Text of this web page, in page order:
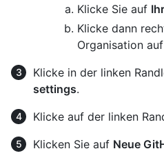
Klicke Sie auf
Klicke dann
Organisation auf
Klicke in der linken
settings.
Klicke auf der linken
Klicken Sie auf Neue